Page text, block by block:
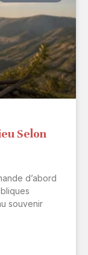
Selon
d’abord
souvenir